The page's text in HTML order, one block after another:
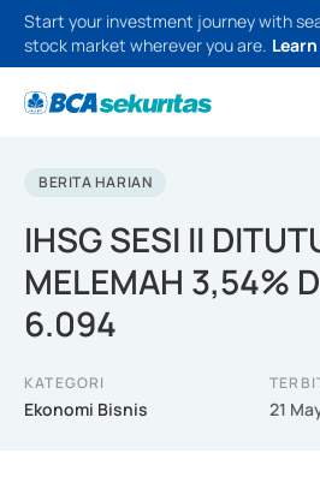
Start your investment journey with
stock market wherever you are.
BERITA HARIAN
IHSG SESI II
MELEMAH 3,54%
6.094
KATEGORI
Ekonomi Bisnis 21